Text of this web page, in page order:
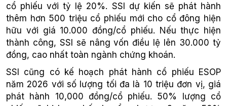
cổ phiếu với tỷ lệ 20%. SSI dự kiến sẽ phát hành
thêm hơn 500 triệu cổ phiếu mới cho cổ đông hiện
hữu với giá 10.000 đồng/cổ phiếu. Nếu thực hiện
thành công, SSI sẽ nâng vốn điều lệ lên 30.000 tỷ
đồng, cao nhất toàn ngành chứng khoán.
SSI cũng có kế hoạch phát hành cổ phiếu ESOP
năm 2026 với số lượng tối đa là 10 triệu đơn vị, giá
phát hành 10,000 đồng/cổ phiếu. 50% lượng cổ